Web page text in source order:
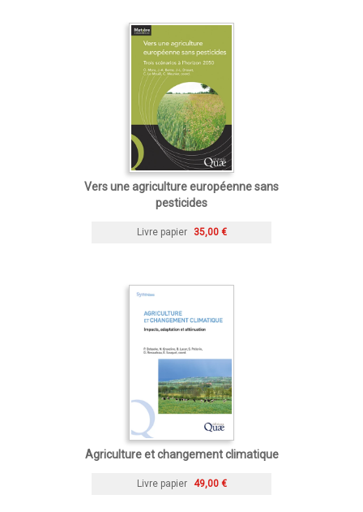
Vers une agriculture européenne sans
pesticides
Livre papier 35,00 €
Agriculture et changement climatique
Livre papier 49,00 €